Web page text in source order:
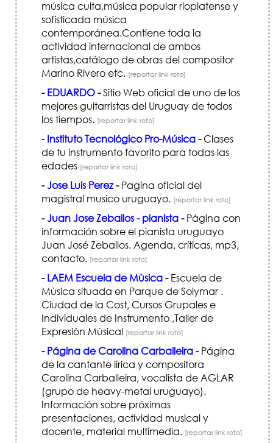
música culta,música popular rioplatense y
sofisticada música
contemporánea.Contiene toda la
actividad internacional de ambos
artistas,catálogo de obras del compositor
Marino Rivero etc. [reportar link roto]
- EDUARDO-Sitio Web oficial de uno de los
mejores guitarristas del Uruguay de todos
los tiempos. [reportar link roto]
- Instituto Tecnológico Pro-Música-Clases
de tu instrumento favorito para todas las
edades [reportar link roto]
-Jose Luis Perez-Pagina oficial del
magistral musico uruguayo. [reportar link roto]
-Juan Jose Zeballos - pianista-Página con
información sobre el pianista uruguayo
Juan José Zeballos. Agenda, críticas, mp3,
contacto. [reportar link roto]
- LAEM Escuela de Mùsica-Escuela de
Mùsica situada en Parque de Solymar .
Ciudad de la Cost, Cursos Grupales e
Individuales de Instrumento ,Taller de
Expresiòn Mùsical [reportar link roto]
- Página de Carolina Carballeira-Página
de la cantante lírica y compositora
Carolina Carballeira, vocalista de AGLAR
(grupo de heavy-metal uruguayo).
Información sobre próximas
presentaciones, actividad musical y
docente, material multimedia. [reportar link roto]